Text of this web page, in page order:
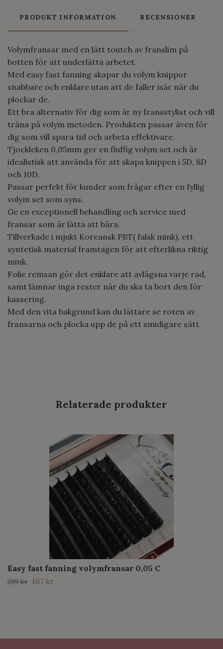
PRODUKT INFORMATION RECENSIONER
Volymfransar med en lätt toutch av franslim på
botten för att underlätta arbetet.
Med easy fast fanning skapar du volym knippor
snabbare och enklare utan att de faller isär när du
plockar de.
Ett bra alternativ för dig som är ny fransstylist och vill
träna på volym metoden. Produkten passar även för
dig som vill spara tid och arbeta effektivare.
Tjockleken 0,05mm ger en fluffig volym set och är
idealistisk att använda för att skapa knippen i 5D, 8D
och 10D.
Passar perfekt för kunder som frågar efter en fyllig
volym set som syns.
Ge en exceptionell behandling och service med
fransar som är lätta att bära.
Tillverkade i mjukt Koreansk PBT( falsk mink), ett
syntetisk material framtagen för att efterlikna riktig
mink.
Folie remsan gör det enklare att avlägsna varje rad,
samt lämnar inga rester när du ska ta bort den för
kassering.
Med den vita bakgrund kan du lättare se roten av
fransarna och plocka upp de på ett smidigare sätt.
Easy fast fanning volymfransar 0,05 C
239 kr 167 kr